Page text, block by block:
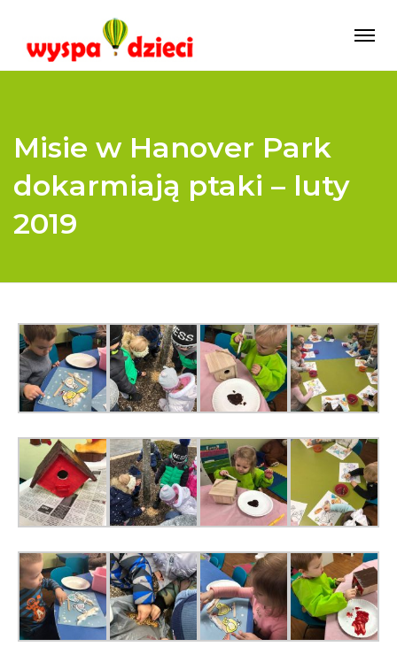
Misie w Hanover Park
dokarmiają ptaki – luty
2019